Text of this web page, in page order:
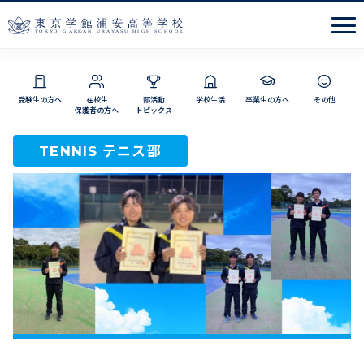
TENNIS テニス部
受験生の方へ
在校生
保護者の方へ
部活動
トピックス
学校生活 卒業生の方へ その他